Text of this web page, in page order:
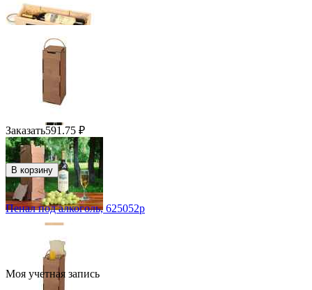
Заказать591.75 ₽
В корзину
Пенал под алкоголь, 625052p
Моя учетная запись